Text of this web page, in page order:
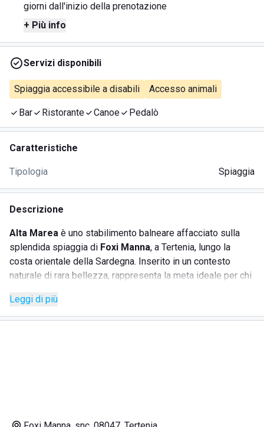
giorni dall'inizio della prenotazione
+ Più info
Servizi disponibili
Spiaggia accessibile a disabili Accesso animali
Bar Ristorante Canoe Pedalò
Caratteristiche
Tipologia Spiaggia
Descrizione
Alta Marea è uno stabilimento balneare affacciato sulla
splendida spiaggia di Foxi Manna, a Tertenia, lungo la
costa orientale della Sardegna. Inserito in un contesto
naturale di rara bellezza, rappresenta la meta ideale per chi
buon cibo e servizi curati nei minimi dettagli.
Con il suochiosco sul mare, un menù vario che soddisfa
Leggi di più